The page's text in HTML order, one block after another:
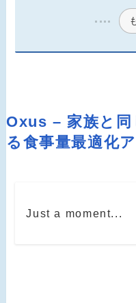
Oxus – 家族と同
る食事量最適化
Just a moment...